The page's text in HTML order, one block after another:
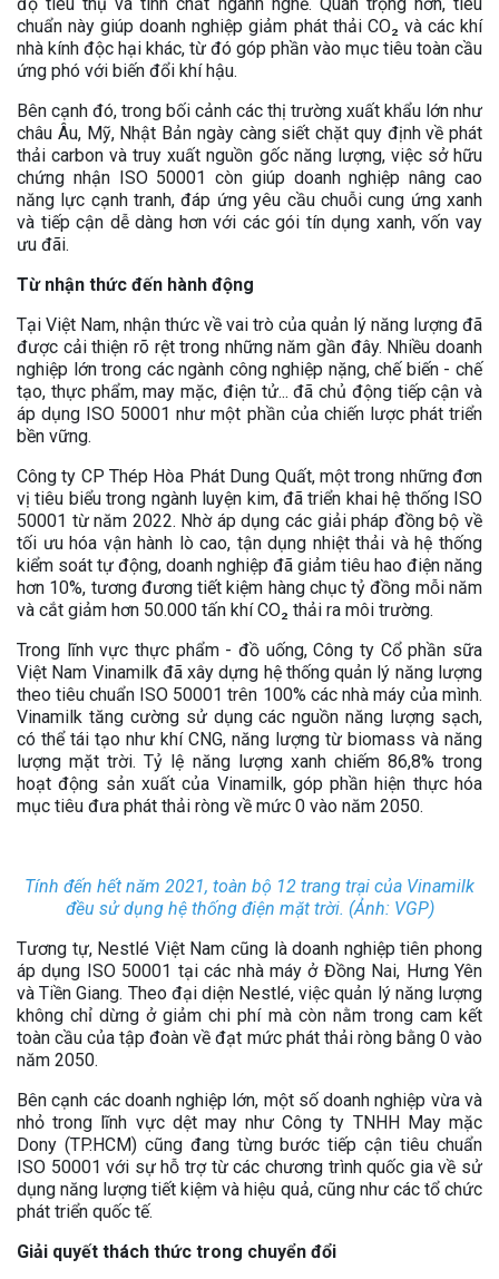
chuẩn này giúp doanh nghiệp giảm phát thải CO₂ và các khí
nhà kính độc hại khác, từ đó góp phần vào mục tiêu toàn cầu
ứng phó với biến đổi khí hậu.
Bên cạnh đó, trong bối cảnh các thị trường xuất khẩu lớn như
châu Âu, Mỹ, Nhật Bản ngày càng siết chặt quy định về phát
thải carbon và truy xuất nguồn gốc năng lượng, việc sở hữu
chứng nhận ISO 50001 còn giúp doanh nghiệp nâng cao
năng lực cạnh tranh, đáp ứng yêu cầu chuỗi cung ứng xanh
và tiếp cận dễ dàng hơn với các gói tín dụng xanh, vốn vay
ưu đãi.
Từ nhận thức đến hành động
Tại Việt Nam, nhận thức về vai trò của quản lý năng lượng đã
được cải thiện rõ rệt trong những năm gần đây. Nhiều doanh
nghiệp lớn trong các ngành công nghiệp nặng, chế biến - chế
tạo, thực phẩm, may mặc, điện tử... đã chủ động tiếp cận và
áp dụng ISO 50001 như một phần của chiến lược phát triển
bền vững.
Công ty CP Thép Hòa Phát Dung Quất, một trong những đơn
vị tiêu biểu trong ngành luyện kim, đã triển khai hệ thống ISO
50001 từ năm 2022. Nhờ áp dụng các giải pháp đồng bộ về
tối ưu hóa vận hành lò cao, tận dụng nhiệt thải và hệ thống
kiểm soát tự động, doanh nghiệp đã giảm tiêu hao điện năng
hơn 10%, tương đương tiết kiệm hàng chục tỷ đồng mỗi năm
và cắt giảm hơn 50.000 tấn khí CO₂ thải ra môi trường.
Trong lĩnh vực thực phẩm - đồ uống, Công ty Cổ phần sữa
Việt Nam Vinamilk đã xây dựng hệ thống quản lý năng lượng
theo tiêu chuẩn ISO 50001 trên 100% các nhà máy của mình.
Vinamilk tăng cường sử dụng các nguồn năng lượng sạch,
có thể tái tạo như khí CNG, năng lượng từ biomass và năng
lượng mặt trời. Tỷ lệ năng lượng xanh chiếm 86,8% trong
hoạt động sản xuất của Vinamilk, góp phần hiện thực hóa
mục tiêu đưa phát thải ròng về mức 0 vào năm 2050.
Tính đến hết năm 2021, toàn bộ 12 trang trại của Vinamilk
đều sử dụng hệ thống điện mặt trời. (Ảnh: VGP)
Tương tự, Nestlé Việt Nam cũng là doanh nghiệp tiên phong
áp dụng ISO 50001 tại các nhà máy ở Đồng Nai, Hưng Yên
và Tiền Giang. Theo đại diện Nestlé, việc quản lý năng lượng
không chỉ dừng ở giảm chi phí mà còn nằm trong cam kết
toàn cầu của tập đoàn về đạt mức phát thải ròng bằng 0 vào
năm 2050.
Bên cạnh các doanh nghiệp lớn, một số doanh nghiệp vừa và
nhỏ trong lĩnh vực dệt may như Công ty TNHH May mặc
Dony (TP.HCM) cũng đang từng bước tiếp cận tiêu chuẩn
ISO 50001 với sự hỗ trợ từ các chương trình quốc gia về sử
dụng năng lượng tiết kiệm và hiệu quả, cũng như các tổ chức
phát triển quốc tế.
Giải quyết thách thức trong chuyển đổi